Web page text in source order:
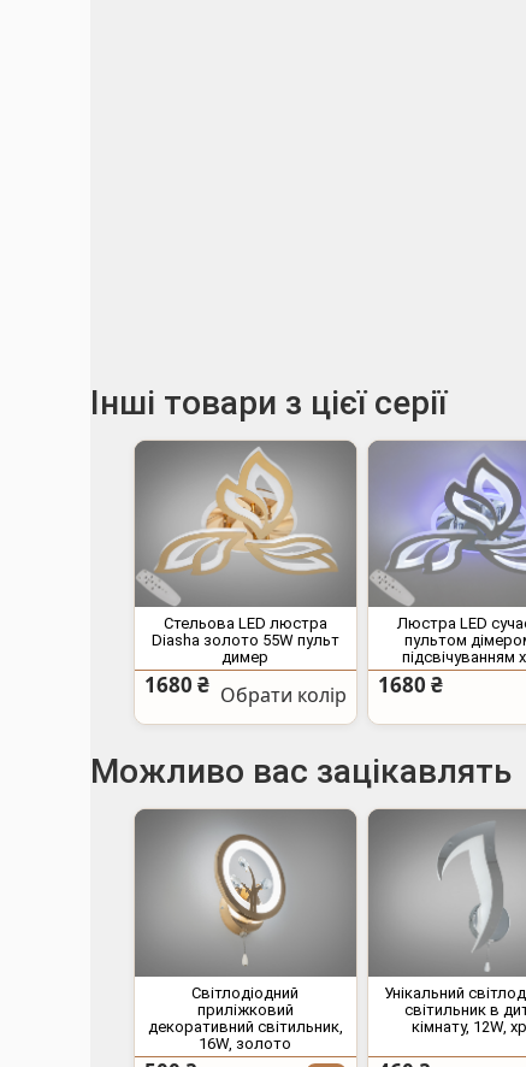
Інші товари з цієї серії
Стельова LED люстра
Diasha золото 55W пульт
димер
1680 ₴ Обрати колір
Люстра LED
пультом
підсвічуванням
1680 ₴
Можливо вас зацікавлять
Світлодіодний
приліжковий
декоративний світильник,
16W, золото
Унікальний
світильник в
кімнату, 12W,